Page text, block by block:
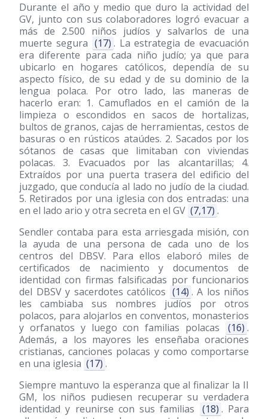
Durante el año y medio que duro la actividad del
GV, junto con sus colaboradores logró evacuar a
más de 2.500 niños judíos y salvarlos de una
muerte segura (17) . La estrategia de evacuación
era diferente para cada niño judío; ya que para
ubicarlo en hogares católicos, dependía de su
aspecto físico, de su edad y de su dominio de la
lengua polaca. Por otro lado, las maneras de
hacerlo eran: 1. Camuflados en el camión de la
limpieza o escondidos en sacos de hortalizas,
bultos de granos, cajas de herramientas, cestos de
basuras o en rústicos ataúdes. 2. Sacados por los
sótanos de casas que limitaban con viviendas
polacas. 3. Evacuados por las alcantarillas; 4.
Extraídos por una puerta trasera del edificio del
juzgado, que conducía al lado no judío de la ciudad.
5. Retirados por una iglesia con dos entradas: una
en el lado ario y otra secreta en el GV (7,17) .
Sendler contaba para esta arriesgada misión, con
la ayuda de una persona de cada uno de los
centros del DBSV. Para ellos elaboró miles de
certificados de nacimiento y documentos de
identidad con firmas falsificadas por funcionarios
del DBSV y sacerdotes católicos (14) . A los niños
les cambiaba sus nombres judíos por otros
polacos, para alojarlos en conventos, monasterios
y orfanatos y luego con familias polacas
(16) .
Además, a los mayores les enseñaba oraciones
cristianas, canciones polacas y como comportarse
en una iglesia (17) .
Siempre mantuvo la esperanza que al finalizar la II
GM, los niños pudiesen recuperar su verdadera
identidad y reunirse con sus familias
(18) . Para